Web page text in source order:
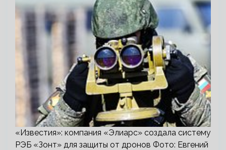
«Известия»: компания «Элиарс» создала систему
РЭБ «Зонт» для защиты от дронов Фото: Евгений